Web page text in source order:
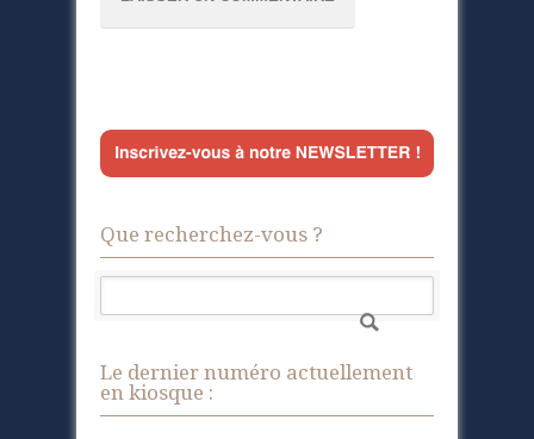
Que recherchez-vous ?
Le dernier numéro actuellement
en kiosque :